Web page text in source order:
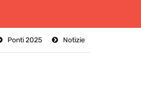
Notizie
Ponti 2025